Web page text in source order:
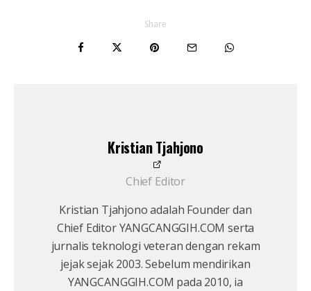
Share
Kristian Tjahjono
Chief Editor
Kristian Tjahjono adalah Founder dan
Chief Editor YANGCANGGIH.COM serta
jurnalis teknologi veteran dengan rekam
jejak sejak 2003. Sebelum mendirikan
YANGCANGGIH.COM pada 2010, ia